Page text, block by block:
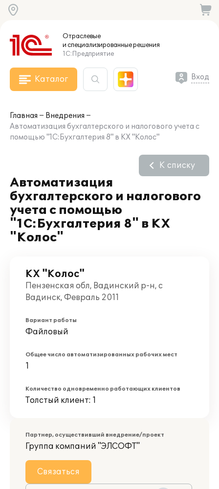
Отраслевые
и специализированныерешения
1С:Предприятие
Каталог Вход
Главная
Внедрения
Автоматизация бухгалтерского и налогового учета с
помощью "1С:Бухгалтерия 8" в КХ "Колос"
Автоматизация
бухгалтерского и налогового
учета с помощью
"1С:Бухгалтерия 8" в КХ
"Колос"
К списку
КХ "Колос"
Пензенская обл, Вадинский р-н, с
Вадинск, Февраль 2011
Вариант работы
Файловый
Общее число автоматизированных рабочих мест
1
Количество одновременно работающих клиентов
Толстый клиент: 1
Партнер, осуществивший внедрение/проект
Группа компаний "ЭЛСОФТ"
Связаться